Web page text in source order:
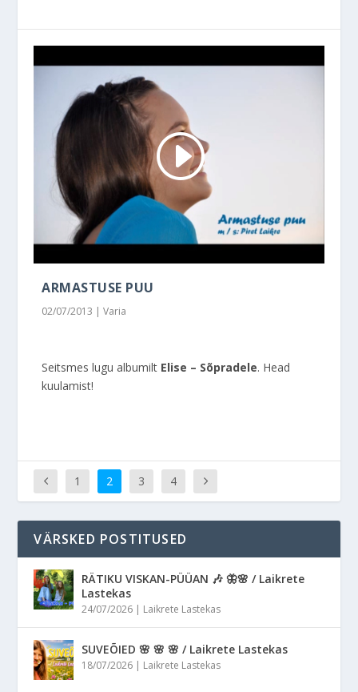
ARMASTUSE PUU
02/07/2013 |Varia
Seitsmes lugu albumilt Elise – Sõpradele. Head
kuulamist!
1 2 3 4
VÄRSKED POSTITUSED
RÄTIKU VISKAN-PÜÜAN 🎶 🦋🌸 / Laikrete
Lastekas
24/07/2026 | Laikrete Lastekas
SUVEÕIED 🌸 🌸 🌸 / Laikrete Lastekas
18/07/2026 | Laikrete Lastekas